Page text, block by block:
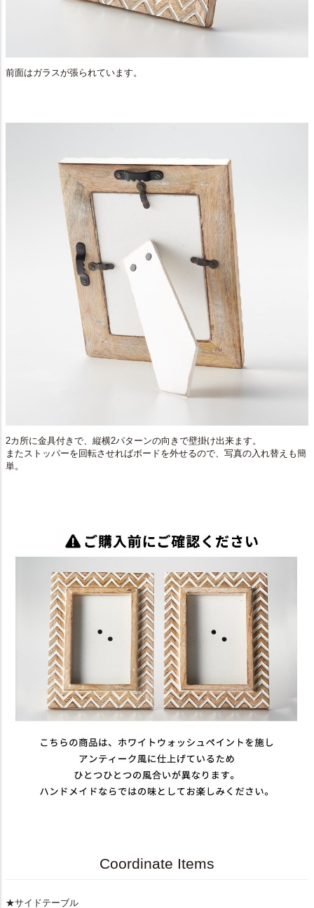
前面はガラスが張られています。
2カ所に金具付きで、縦横2パターンの向きで壁掛け出来ます。
またストッパーを回転させればボードを外せるので、写真の入れ替えも簡
単。
Coordinate Items
★サイドテーブル